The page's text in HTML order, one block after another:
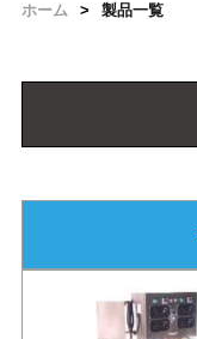
ホーム 製品一覧